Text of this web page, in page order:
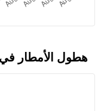
هطول الأمطار في